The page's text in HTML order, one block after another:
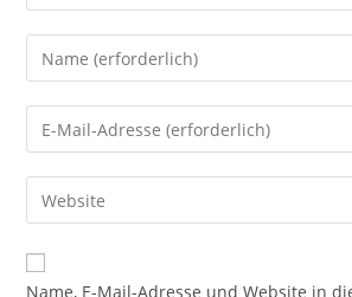
Gib
deinen
Namen
oder
zum
Kommentieren
ein
Gib
deine
E-
Mail-
zum
Gib
deine
Website-
URL
Name, E-Mail-Adresse und Website in